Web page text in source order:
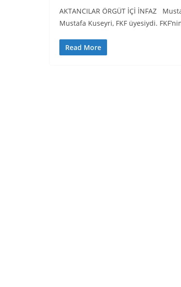
AKTANCILAR ÖRGÜT İÇİ İNFAZ
Mustafa Kuseyri, FKF üyesiydi.
Read More